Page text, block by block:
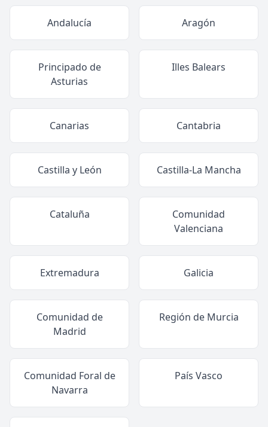
Andalucía Aragón
Principado de
Asturias
Illes Balears
Canarias Cantabria
Castilla y León Castilla-La Mancha
Cataluña
Comunidad
Valenciana
Extremadura Galicia
Comunidad de
Madrid
Región de Murcia
Comunidad Foral de
Navarra
País Vasco